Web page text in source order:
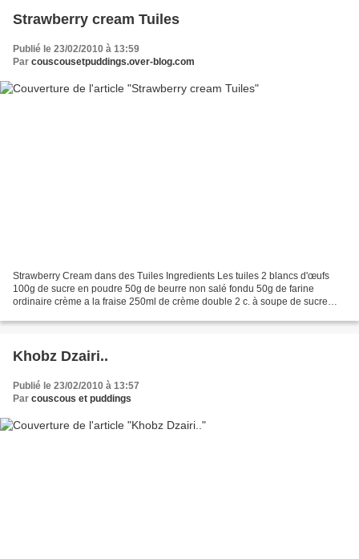
Strawberry cream Tuiles
Publié le 23/02/2010 à 13:59
Par couscousetpuddings.over-blog.com
Strawberry Cream dans des Tuiles Ingredients Les tuiles 2 blancs d'œufs
100g de sucre en poudre 50g de beurre non salé fondu 50g de farine
ordinaire crème a la fraise 250ml de crème double 2 c. à soupe de sucre
Khobz Dzairi..
Publié le 23/02/2010 à 13:57
Par couscous et puddings